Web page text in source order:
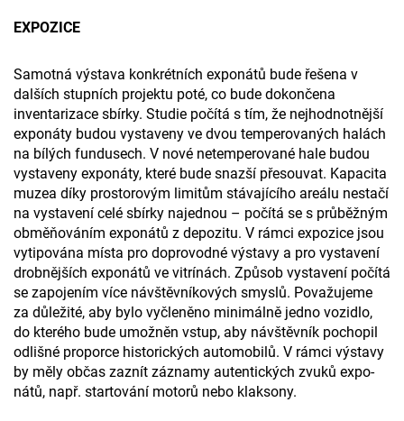
EXPOZICE
Samotná výstava konkrétních expo­nátů bude řešena v
dalších stupních projektu poté, co bude dokončena
inventarizace sbírky. Studie počítá s tím, že nejhodnotnější
exponáty budou vystaveny ve dvou temper­ovaných halách
na bílých fundusech. V nové netemperované hale budou
vy­staveny exponáty, které bude snazší přesouvat. Kapacita
muzea díky prostorovým limitům stáv­ajícího areálu nestačí
na vystavení celé sbírky najednou – počítá se s průběžným
obměňováním exponátů z depozitu. V rámci expozice jsou
vyti­pována místa pro doprovodné výstavy a pro vystavení
drobnějších exponátů ve vitrínách. Způsob vystavení počítá
se zapojením více návštěvníkových smyslů. Považujeme
za důležité, aby bylo vyčleněno minimálně jedno vozidlo,
do kterého bude umožněn vst­up, aby návštěvník pochopil
odlišné proporce historických automobilů. V rámci výstavy
by měly občas zaznít záznamy autentických zvuků expo­
nátů, např. startování motorů nebo klakso­ny.